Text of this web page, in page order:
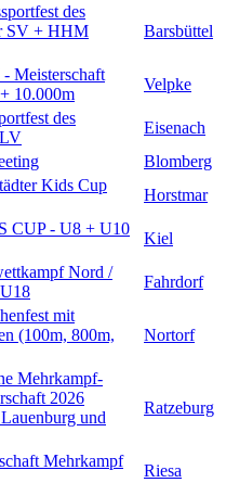
des
SV + HHM
Barsbüttel
Meisterschaft
10.000m
Velpke
des
Eisenach
Blomberg
Kids Cup
Horstmar
CUP - U8 + U10
Kiel
Nord /
Fahrdorf
mit
(100m, 800m,
Nortorf
Mehrkampf-
2026
und
Ratzeburg
Mehrkampf
Riesa